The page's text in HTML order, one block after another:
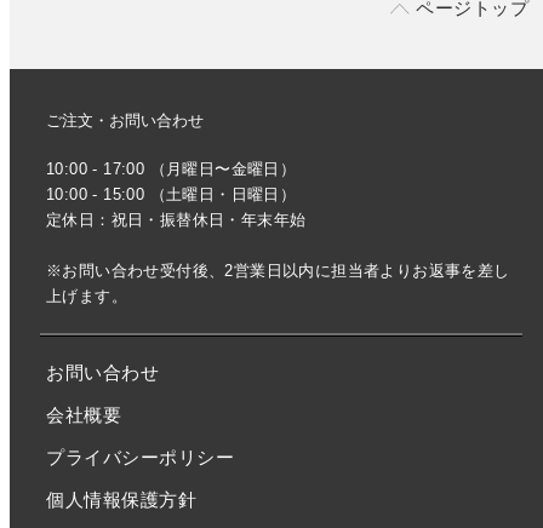
ページトップ
ご注文・お問い合わせ
10:00 - 17:00 （月曜日〜金曜日）
10:00 - 15:00 （土曜日・日曜日）
定休日：祝日・振替休日・年末年始
※お問い合わせ受付後、2営業日以内に担当者よりお返事を差し
上げます。
お問い合わせ
会社概要
プライバシーポリシー
個人情報保護方針